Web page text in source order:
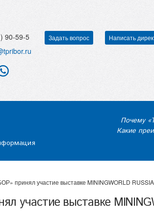
90-59-5 Задать вопрос Написать
Почему
Какие
принял участие выставке MININGWORLD
участие выставке